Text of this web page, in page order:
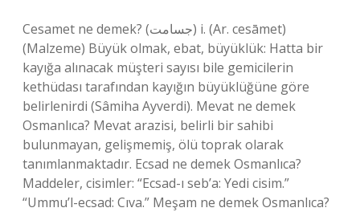
Cesamet ne demek? (ﺟﺴﺎﻣﺖ) i. (Ar. cesāmet)
(Malzeme) Büyük olmak, ebat, büyüklük: Hatta bir
kayığa alınacak müşteri sayısı bile gemicilerin
kethüdası tarafından kayığın büyüklüğüne göre
belirlenirdi (Sâmiha Ayverdi). Mevat ne demek
Osmanlıca? Mevat arazisi, belirli bir sahibi
bulunmayan, gelişmemiş, ölü toprak olarak
tanımlanmaktadır. Ecsad ne demek Osmanlıca?
Maddeler, cisimler: “Ecsad-ı seb’a: Yedi cisim.”
“Ummu’l-ecsad: Cıva.” Meşam ne demek Osmanlıca?